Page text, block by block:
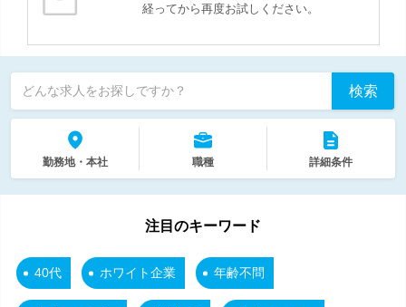
経ってから再度お試しください。
どんな求人をお探しですか？ 検索
勤務地・本社 職種 詳細条件
注目のキーワード
40代 ホワイト企業 年齢不問